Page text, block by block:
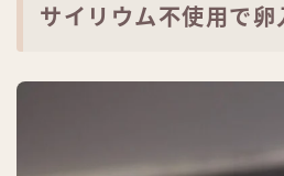
サイリウム不使用で卵